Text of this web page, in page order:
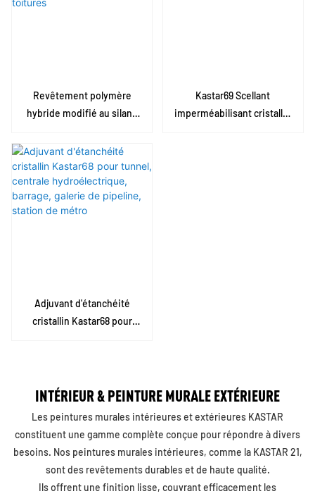
Revêtement polymère
hybride modifié au silane
Résistance chimique pour
toitures
Kastar69 Scellant
imperméabilisant cristallin
Adjuvant d'étanchéité
cristallin Kastar68 pour
de métro
INTÉRIEUR & PEINTURE MURALE EXTÉRIEURE
Les peintures murales intérieures et extérieures KASTAR
constituent une gamme complète conçue pour répondre à divers
besoins. Nos peintures murales intérieures, comme la KASTAR 21,
sont des revêtements durables et de haute qualité.
Ils offrent une finition lisse, couvrant efficacement les